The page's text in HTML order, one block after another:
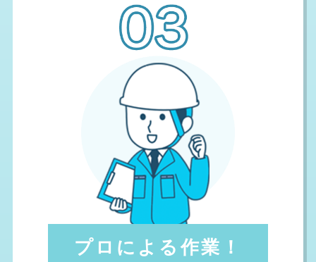
プロによる作業！